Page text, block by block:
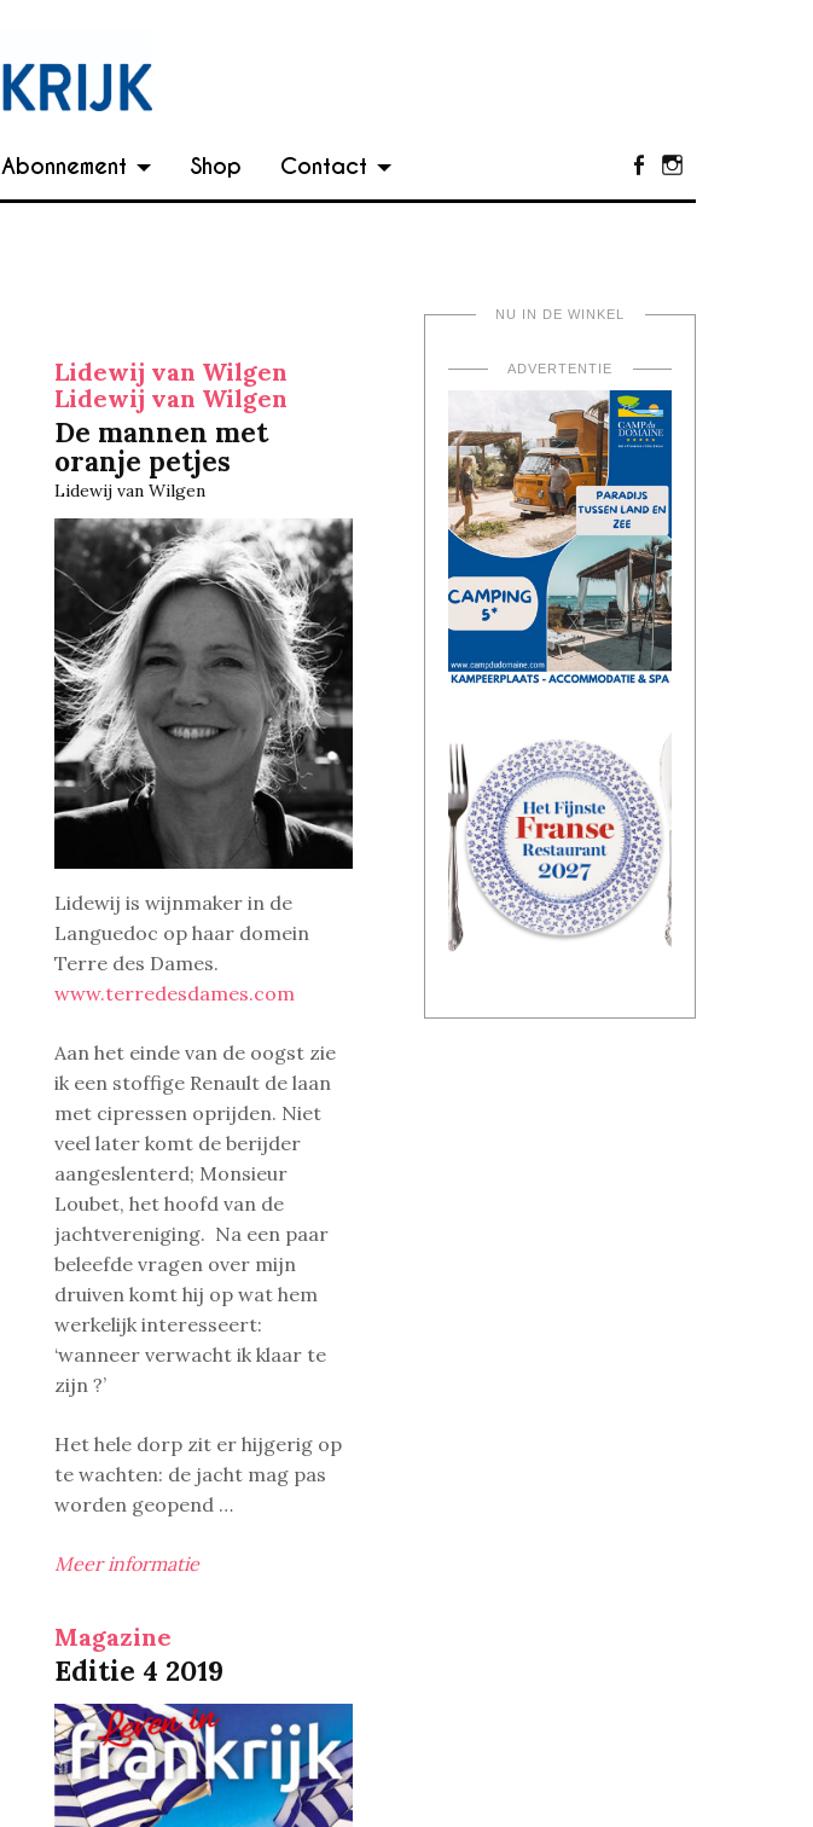
Abonnement Shop Contact Facebook
Lidewij van Wilgen
Lidewij van Wilgen
De mannen met
oranje petjes
Lidewij van Wilgen
Lidewij is wijnmaker in de
Languedoc op haar domein
Terre des Dames.
www.terredesdames.com
Aan het einde van de oogst zie
ik een stoffige Renault de laan
met cipressen oprijden. Niet
veel later komt de berijder
aangeslenterd; Monsieur
Loubet, het hoofd van de
jachtvereniging. Na een paar
beleefde vragen over mijn
druiven komt hij op wat hem
werkelijk interesseert:
‘wanneer verwacht ik klaar te
zijn ?’
Het hele dorp zit er hijgerig op
te wachten: de jacht mag pas
worden geopend …
Meer informatie
Magazine
Editie 4 2019
NU IN DE WINKEL
ADVERTENTIE